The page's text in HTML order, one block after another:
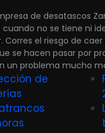
de desatascos
no se tiene ni
Corres el riesgo de
se hacen pasar por
un problema mucho
de